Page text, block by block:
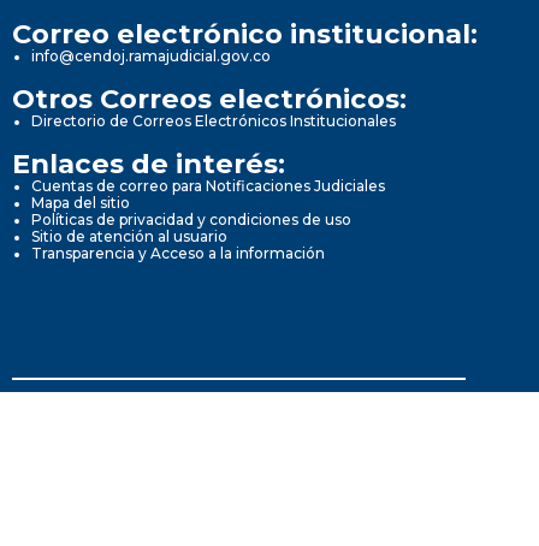
Correo electrónico institucional:
info@cendoj.ramajudicial.gov.co
Otros Correos electrónicos:
Directorio de Correos Electrónicos Institucionales
Enlaces de interés:
Cuentas de correo para Notificaciones Judiciales
Mapa del sitio
Políticas de privacidad y condiciones de uso
Sitio de atención al usuario
Transparencia y Acceso a la información